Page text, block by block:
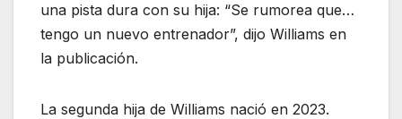
una pista dura con su hija: “Se rumorea que…
tengo un nuevo entrenador”, dijo Williams en
la publicación.
La segunda hija de Williams nació en 2023.